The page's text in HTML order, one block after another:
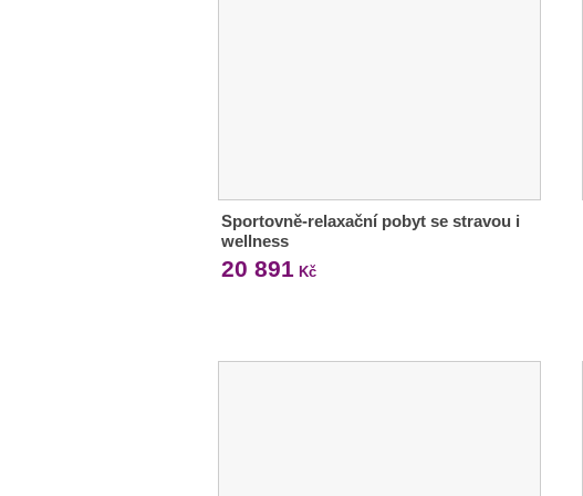
Sportovně-relaxační pobyt se stravou i
wellness
20 891 Kč